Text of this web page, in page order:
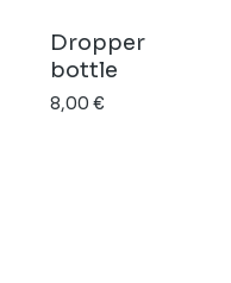
Dropper
bottle
8,00€